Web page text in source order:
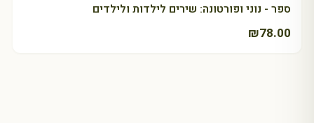
ספר - נוני ופורטונה: שירים לילדות ולילדים
₪78.00